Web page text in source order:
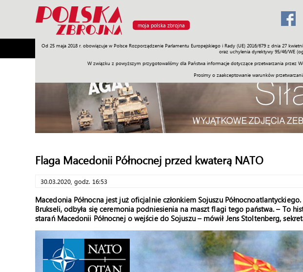
moja polska zbrojna
Od 25 maja 2018 r. obowiązuje w Polsce Rozporządzenie Parlamentu Europejskiego i Rady (UE) 2016/679 z dnia 27
oraz uchylenia dyrektywy 95/46/WE
W związku z powyższym przygotowaliśmy dla Państwa informacje dotyczące przetwarzania przez
Prosimy o zaakceptowanie warunków
Armia Poligon Sprzęt Misje Polityka Prawo Świat Społeczność
Flaga Macedonii Północnej przed kwaterą NATO
30.03.2020, godz. 16:53
Macedonia Północna jest już oficjalnie członkiem Sojuszu
Brukseli, odbyła się ceremonia podniesienia na maszt flagi tego państwa. – To
starań Macedonii Północnej o wejście do Sojuszu – mówił Jens Stoltenberg,